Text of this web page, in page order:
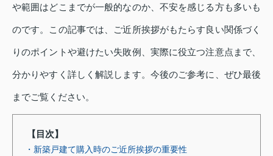
や範囲はどこまでが一般的なのか、不安を感じる方も多いも
のです。この記事では、ご近所挨拶がもたらす良い関係づく
りのポイントや避けたい失敗例、実際に役立つ注意点まで、
分かりやすく詳しく解説します。今後のご参考に、ぜひ最後
までご覧ください。
【目次】
・新築戸建て購入時のご近所挨拶の重要性